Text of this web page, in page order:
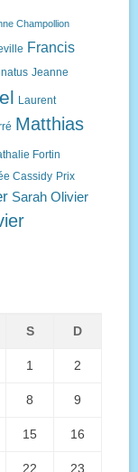
Champollion
Francis
Jeanne
Laurent
Matthias
Fortin
Cassidy Prix
Sarah Olivier
S D
1 2
8 9
15 16
22 23